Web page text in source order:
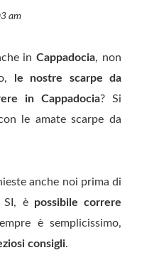
am
inCappadocia, non
le nostre scarpe da
in Cappadocia? Si
le amate scarpe da
anche noi prima di
SI, è possibile correre
è semplicissimo,
consigli.